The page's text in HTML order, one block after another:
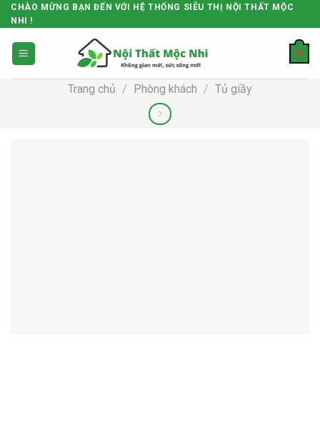
Skip
to
content
CHÀO MỪNG BẠN ĐẾN VỚI HỆ THỐNG SIÊU THỊ NỘI THẤT MỘC
NHI !
0
Trang chủ / Phòng khách / Tủ giầy